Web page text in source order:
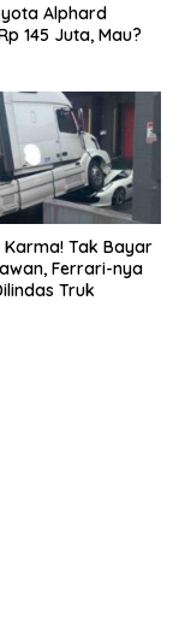
Alphard
145 Juta, Mau?
Karma! Tak Bayar
Ferrari-nya
Truk